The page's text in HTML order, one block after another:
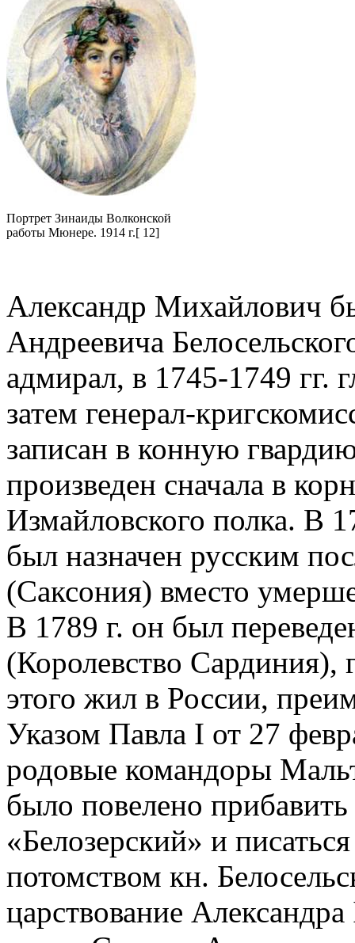
Портрет Зинаиды Волконской
работы Мюнере. 1914 г.[ 12]
Александр Михайлович
Андреевича
адмирал, в 1745-1749 гг.
затем генерал-
записан в конную
произведен сначала в
Измайловского полка. В
был назначен русским
(Саксония) вместо
В 1789 г. он был
(Королевство Сардиния),
этого жил в России,
Указом Павла I от 27
родовые командоры
было повелено
«Белозерский» и
потомством кн.
царствование